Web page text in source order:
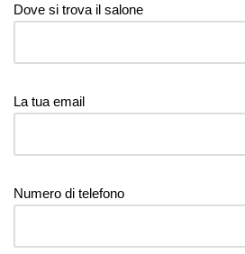
Dove si trova il salone
La tua email
Numero di telefono